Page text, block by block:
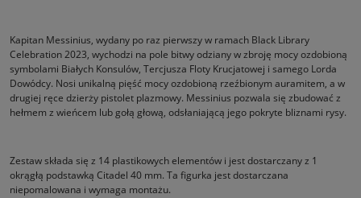
Kapitan Messinius, wydany po raz pierwszy w ramach Black Library
Celebration 2023, wychodzi na pole bitwy odziany w zbroję mocy ozdobioną
symbolami Białych Konsulów, Tercjusza Floty Krucjatowej i samego Lorda
Dowódcy. Nosi unikalną pięść mocy ozdobioną rzeźbionym auramitem, a w
drugiej ręce dzierży pistolet plazmowy. Messinius pozwala się zbudować z
hełmem z wieńcem lub gołą głową, odsłaniającą jego pokryte bliznami rysy.
Zestaw składa się z 14 plastikowych elementów i jest dostarczany z 1
okrągłą podstawką Citadel 40 mm. Ta figurka jest dostarczana
niepomalowana i wymaga montażu.